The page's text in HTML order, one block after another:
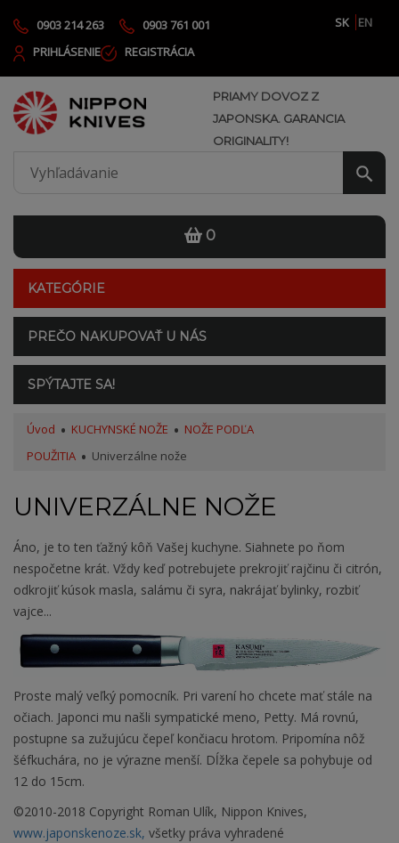
0903 214 263 0903 761 001 SK
EN
PRIHLÁSENIE
REGISTRÁCIA
PRIAMY DOVOZ Z
JAPONSKA. GARANCIA
ORIGINALITY!
0
KATEGÓRIE
PREČO NAKUPOVAŤ U NÁS
SPÝTAJTE SA!
Úvod KUCHYNSKÉ NOŽE
NOŽE PODĽA
POUŽITIA
Univerzálne nože
UNIVERZÁLNE NOŽE
Áno, je to ten ťažný kôň Vašej kuchyne. Siahnete po ňom
nespočetne krát. Vždy keď potrebujete prekrojiť rajčinu či citrón,
odkrojiť kúsok masla, salámu či syra, nakrájať bylinky, rozbiť
vajce...
Proste malý veľký pomocník. Pri varení ho chcete mať stále na
očiach. Japonci mu našli sympatické meno, Petty. Má rovnú,
postupne sa zužujúcu čepeľ končiacu hrotom. Pripomína nôž
šéfkuchára, no je výrazne menší. Dĺžka čepele sa pohybuje od
12 do 15cm.
©2010-2018 Copyright Roman Ulík, Nippon Knives,
www.japonskenoze.sk, všetky práva vyhradené